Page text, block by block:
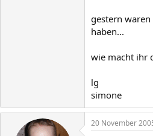
gestern waren
haben...
wie macht ihr
lg
simone
20 November